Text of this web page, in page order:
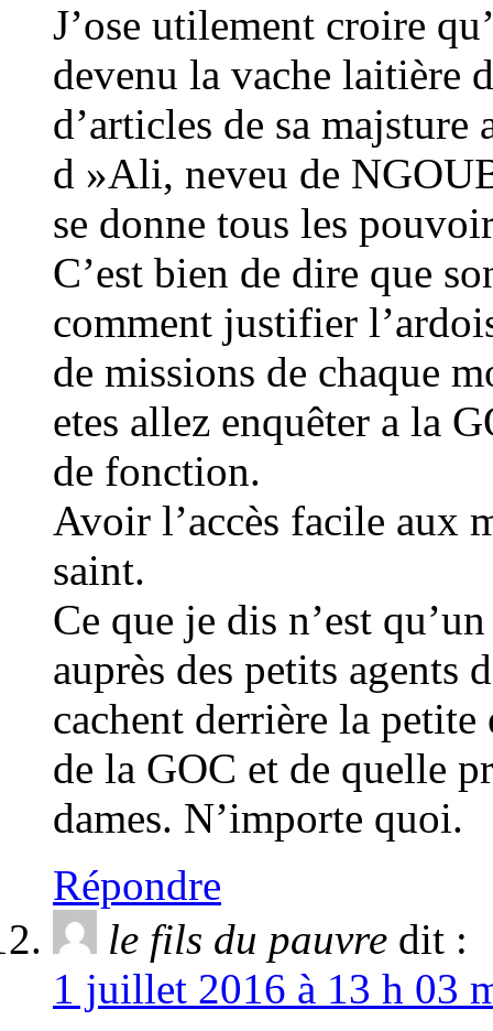
J’ose utilement croire
devenu la vache laitière
d’articles de sa
d »Ali, neveu de
se donne tous les
C’est bien de dire que
comment justifier
de missions de chaque
etes allez enquêter a la
de fonction.
Avoir l’accès facile aux
saint.
Ce que je dis n’est
auprès des petits agents
cachent derrière la petite
de la GOC et de quelle
dames. N’importe quoi.
Répondre
le fils du pauvre dit :
1 juillet 2016 à 13 h 03